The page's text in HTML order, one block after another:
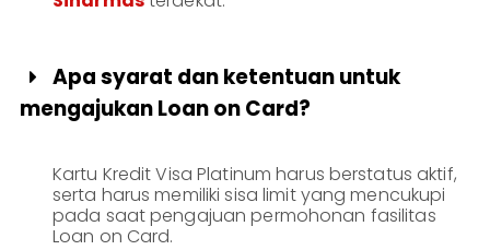

Apa syarat dan ketentuan untuk
mengajukan Loan on Card?
Kartu Kredit Visa Platinum harus berstatus aktif,
serta harus memiliki sisa limit yang mencukupi
pada saat pengajuan permohonan fasilitas
Loan on Card.